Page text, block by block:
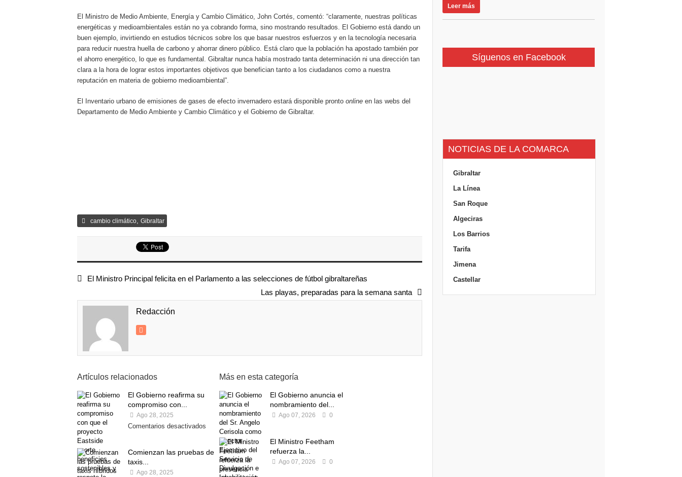
El Ministro de Medio Ambiente, Energía y Cambio Climático, John Cortés, comentó: “claramente, nuestras políticas
energéticas y medioambientales están no ya cobrando forma, sino mostrando resultados. El Gobierno está dando un
buen ejemplo, invirtiendo en estudios técnicos sobre los que basar nuestros esfuerzos y en la tecnología necesaria
para reducir nuestra huella de carbono y ahorrar dinero público. Está claro que la población ha apostado también por
el ahorro energético, lo que es fundamental. Gibraltar nunca había mostrado tanta determinación ni una dirección tan
clara a la hora de lograr estos importantes objetivos que benefician tanto a los ciudadanos como a nuestra
reputación en materia de gobierno medioambiental”.
El Inventario urbano de emisiones de gases de efecto invernadero estará disponible pronto online en las webs del
Departamento de Medio Ambiente y Cambio Climático y el Gobierno de Gibraltar.
cambio climático, Gibraltar
El Ministro Principal felicita en el Parlamento a las selecciones de fútbol gibraltareñas
Las playas, preparadas para la semana santa
Redacción
Artículos relacionados
El Gobierno reafirma su
compromiso con...
Ago 28, 2025
Comentarios desactivados
Comienzan las pruebas de
taxis...
Ago 28, 2025
Más en esta categoría
El Gobierno anuncia el
nombramiento del...
Ago 07, 2026 0
El Ministro Feetham
refuerza la...
Ago 07, 2026 0
Leer más
Síguenos en Facebook
NOTICIAS DE LA COMARCA
Gibraltar
La Línea
San Roque
Algeciras
Los Barrios
Tarifa
Jimena
Castellar